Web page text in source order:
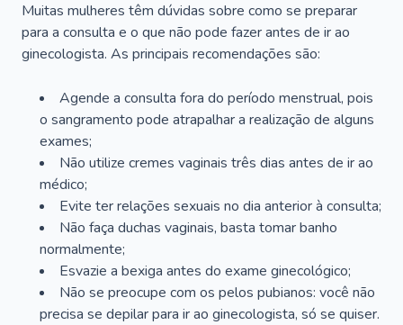
Muitas mulheres têm dúvidas sobre como se preparar
para a consulta e o que não pode fazer antes de ir ao
ginecologista. As principais recomendações são:
Agende a consulta fora do período menstrual, pois
o sangramento pode atrapalhar a realização de alguns
exames;
Não utilize cremes vaginais três dias antes de ir ao
médico;
Evite ter relações sexuais no dia anterior à consulta;
Não faça duchas vaginais, basta tomar banho
normalmente;
Esvazie a bexiga antes do exame ginecológico;
Não se preocupe com os pelos pubianos: você não
precisa se depilar para ir ao ginecologista, só se quiser.